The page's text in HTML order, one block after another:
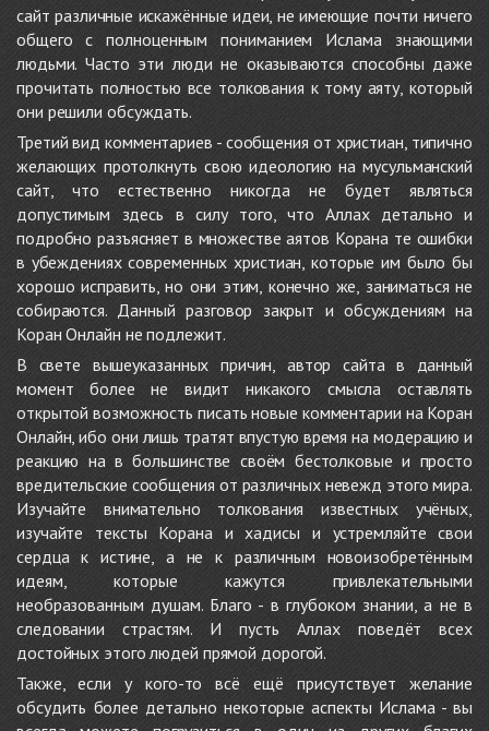
сайт различные искажённые идеи, не имеющие почти ничего
общего с полноценным пониманием Ислама знающими
людьми. Часто эти люди не оказываются способны даже
прочитать полностью все толкования к тому аяту, который
они решили обсуждать.
Третий вид комментариев - сообщения от христиан, типично
желающих протолкнуть свою идеологию на мусульманский
сайт, что естественно никогда не будет являться
допустимым здесь в силу того, что Аллах детально и
подробно разъясняет в множестве аятов Корана те ошибки
в убеждениях современных христиан, которые им было бы
хорошо исправить, но они этим, конечно же, заниматься не
собираются. Данный разговор закрыт и обсуждениям на
Коран Онлайн не подлежит.
В свете вышеуказанных причин, автор сайта в данный
момент более не видит никакого смысла оставлять
открытой возможность писать новые комментарии на Коран
Онлайн, ибо они лишь тратят впустую время на модерацию и
реакцию на в большинстве своём бестолковые и просто
вредительские сообщения от различных невежд этого мира.
Изучайте внимательно толкования известных учёных,
изучайте тексты Корана и хадисы и устремляйте свои
сердца к истине, а не к различным новоизобретённым
идеям, которые кажутся привлекательными
необразованным душам. Благо - в глубоком знании, а не в
следовании страстям. И пусть Аллах поведёт всех
достойных этого людей прямой дорогой.
Также, если у кого-то всё ещё присутствует желание
обсудить более детально некоторые аспекты Ислама - вы